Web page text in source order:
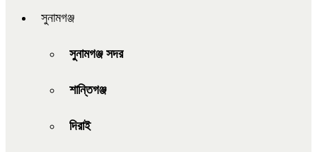
সুনামগঞ্জ
সুনামগঞ্জ সদর
শান্তিগঞ্জ
দিরাই